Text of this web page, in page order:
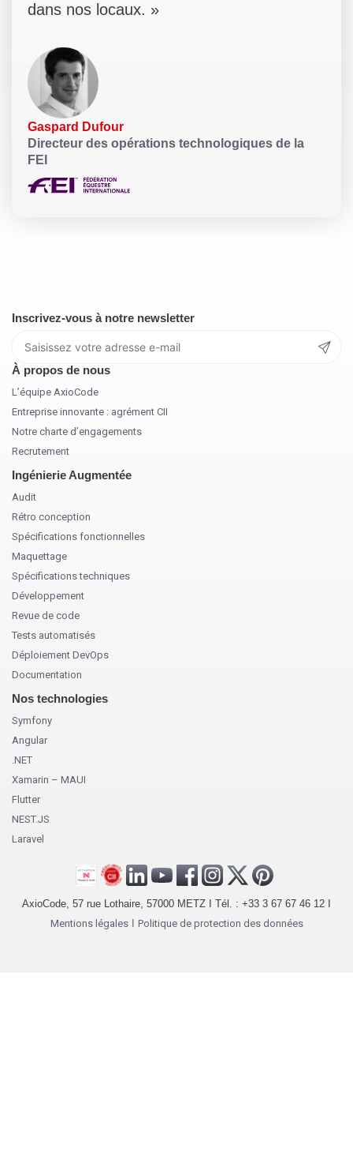
dans nos locaux. »
Gaspard Dufour
Directeur des opérations technologiques de la
FEI
Inscrivez-vous à notre newsletter
À propos de nous
L’équipe AxioCode
Entreprise innovante : agrément CII
Notre charte d’engagements
Recrutement
Ingénierie Augmentée
Audit
Rétro conception
Spécifications fonctionnelles
Maquettage
Spécifications techniques
Développement
Revue de code
Tests automatisés
Déploiement DevOps
Documentation
Nos technologies
Symfony
Angular
.NET
Xamarin – MAUI
Flutter
NEST.JS
Laravel
AxioCode, 57 rue Lothaire, 57000 METZ I Tél. : +33 3 67 67 46 12 I
Mentions légalesI Politique de protection des données